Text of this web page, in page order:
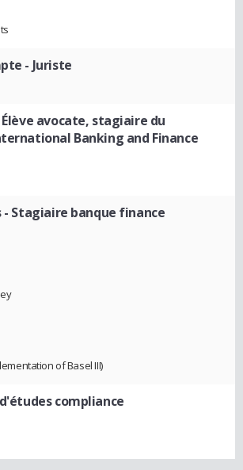
- Juriste
Élève avocate, stagiaire du
Banking and Finance
- Stagiaire banque finance
of Basel III)
compliance